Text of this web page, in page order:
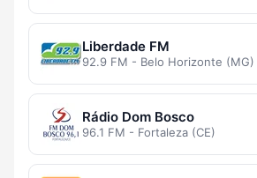
Liberdade FM
92.9 FM - Belo Horizonte (MG)
Rádio Dom Bosco
96.1 FM - Fortaleza (CE)